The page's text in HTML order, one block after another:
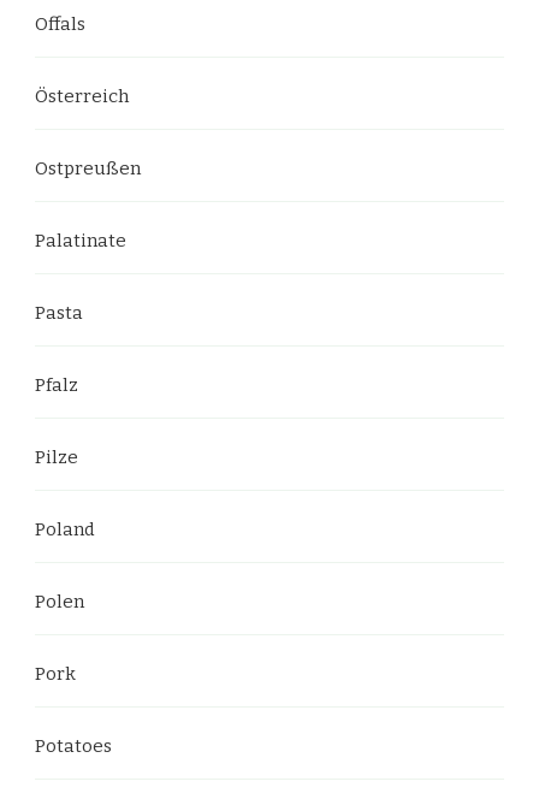
Offals
Österreich
Ostpreußen
Palatinate
Pasta
Pfalz
Pilze
Poland
Polen
Pork
Potatoes